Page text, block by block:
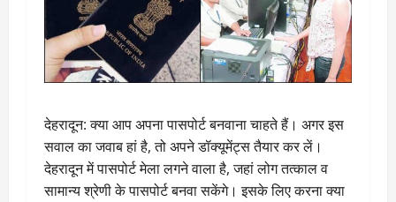
देहरादून: क्या आप अपना पासपोर्ट बनवाना चाहते हैं। अगर इस
सवाल का जवाब हां है, तो अपने डॉक्यूमेंट्स तैयार कर लें।
देहरादून में पासपोर्ट मेला लगने वाला है, जहां लोग तत्काल व
सामान्य श्रेणी के पासपोर्ट बनवा सकेंगे। इसके लिए करना क्या